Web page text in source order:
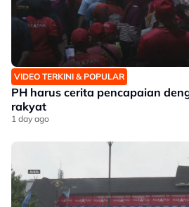
VIDEO TERKINI & POPULAR
PH harus cerita pencapaian
rakyat
1 day ago